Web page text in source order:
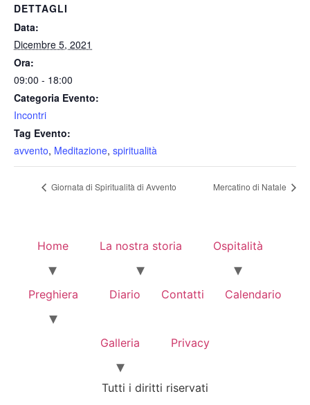
DETTAGLI
Data:
Dicembre 5, 2021
Ora:
09:00 - 18:00
Categoria Evento:
Incontri
Tag Evento:
avvento, Meditazione, spiritualità
Giornata di Spiritualità di Avvento Mercatino di Natale
Home La nostra storia Ospitalità
Preghiera Diario Contatti Calendario
Galleria Privacy
Tutti i diritti riservati